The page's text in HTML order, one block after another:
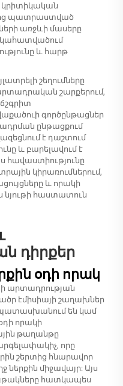
կրիտիկական
պատրաստված
առջևի մասերը
և հարթ
շեղումները
շարքերում,
գործընթացներ
ընթացքում
է դաշտում
և բարելավում է
հավաստիությունը
կիրառումներում,
և որակի
հաստատուն
դիրքեր
օդի որակ
արտադրության
էմիսիայի շաղախներ
են կամ
որակի
թաղանթը
որը
շերտից հնարավոր
ներքին միջավայր: Այս
հատկապես